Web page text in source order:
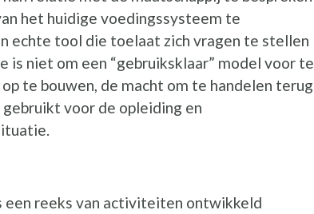
het huidige voedingssysteem te
echte tool die toelaat zich vragen te stellen
niet om een “gebruiksklaar” model voor te
te bouwen, de macht om te handelen terug
voor de opleiding en
reeks van activiteiten ontwikkeld